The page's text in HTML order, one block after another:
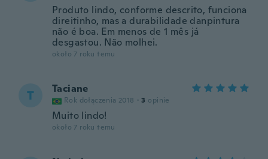
Produto lindo, conforme descrito, funciona
direitinho, mas a durabilidade danpintura
não é boa. Em menos de 1 mês já
desgastou. Não molhei.
około 7 roku temu
T Taciane
Rok dołączenia 2018 · 3 opinie
Muito lindo!
około 7 roku temu